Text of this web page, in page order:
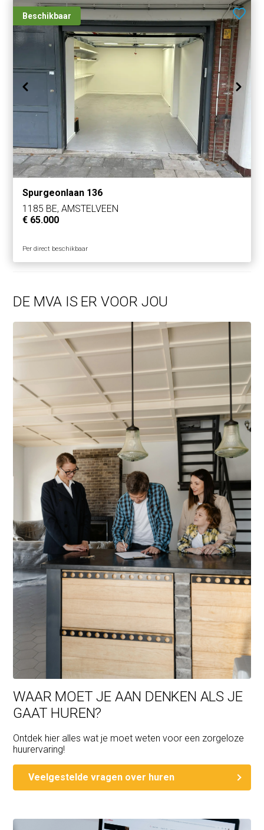
Beschikbaar
Spurgeonlaan 136
1185 BE, AMSTELVEEN
€ 65.000
Per direct beschikbaar
DE MVA IS ER VOOR JOU
WAAR MOET JE AAN DENKEN ALS JE
GAAT HUREN?
Ontdek hier alles wat je moet weten voor een zorgeloze
huurervaring!
Veelgestelde vragen over huren